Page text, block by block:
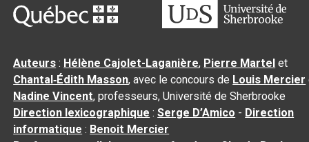
Auteurs : Hélène Cajolet-Laganière, Pierre Martel et
Chantal‑Édith Masson, avec le concours de Louis Mercier
Nadine Vincent, professeurs, Université de Sherbrooke
Direction lexicographique :Serge D’Amico - Direction
informatique : Benoit Mercier